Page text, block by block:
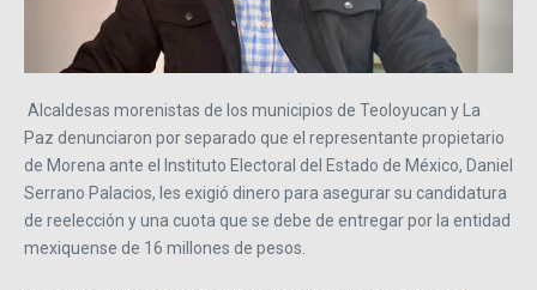
Alcaldesas morenistas de los municipios de Teoloyucan y La
Paz denunciaron por separado que el representante propietario
de Morena ante el Instituto Electoral del Estado de México, Daniel
Serrano Palacios, les exigió dinero para asegurar su candidatura
de reelección y una cuota que se debe de entregar por la entidad
mexiquense de 16 millones de pesos.